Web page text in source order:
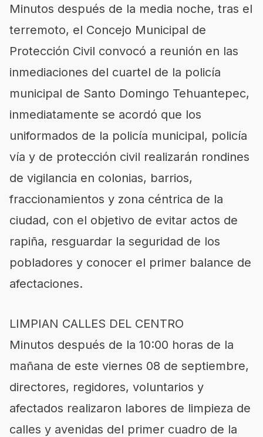
Minutos después de la media noche, tras el
terremoto, el Concejo Municipal de
Protección Civil convocó a reunión en las
inmediaciones del cuartel de la policía
municipal de Santo Domingo Tehuantepec,
inmediatamente se acordó que los
uniformados de la policía municipal, policía
vía y de protección civil realizarán rondines
de vigilancia en colonias, barrios,
fraccionamientos y zona céntrica de la
ciudad, con el objetivo de evitar actos de
rapiña, resguardar la seguridad de los
pobladores y conocer el primer balance de
afectaciones.
LIMPIAN CALLES DEL CENTRO
Minutos después de la 10:00 horas de la
mañana de este viernes 08 de septiembre,
directores, regidores, voluntarios y
afectados realizaron labores de limpieza de
calles y avenidas del primer cuadro de la